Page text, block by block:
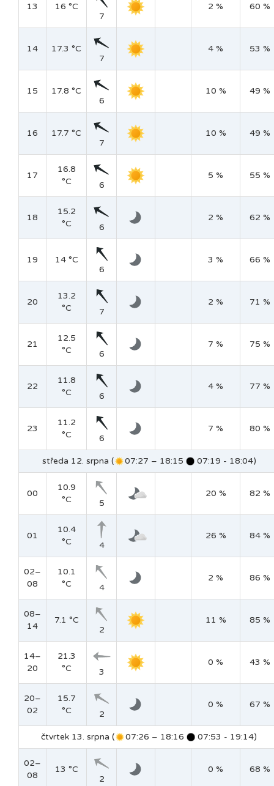
13
16 °C
7
2 % 60 %
14
17.3 °C
7
4 % 53 %
15
17.8 °C
6
10 % 49 %
16
17.7 °C
7
10 % 49 %
17
16.8
°C
6
5 % 55 %
18
15.2
°C
6
2 % 62 %
19
14 °C
6
3 % 66 %
20
13.2
°C
7
2 % 71 %
21
12.5
°C
6
7 % 75 %
22
11.8
°C
6
4 % 77 %
23
11.2
°C
6
7 % 80 %
středa 12. srpna ( 07:27 – 18:15 07:19 - 18:04)
00
10.9
°C
5
20 % 82 %
01
10.4
°C
4
26 % 84 %
02–
08
10.1
°C
4
2 % 86 %
08–
14
7.1 °C
2
11 % 85 %
14–
20
21.3
°C
3
0 % 43 %
20–
02
15.7
°C
2
0 % 67 %
čtvrtek 13. srpna ( 07:26 – 18:16 07:53 - 19:14)
02–
08
13 °C
2
0 % 68 %